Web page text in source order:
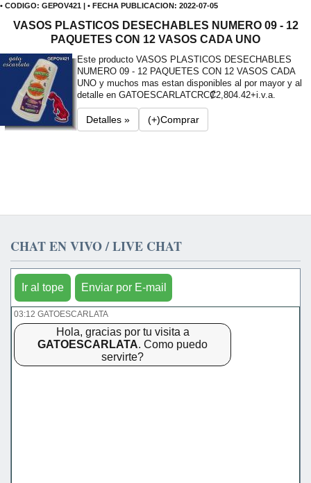
• CODIGO: GEPOV421 | • FECHA PUBLICACION: 2022-07-05
VASOS PLASTICOS DESECHABLES NUMERO 09 - 12
PAQUETES CON 12 VASOS CADA UNO
Este producto VASOS PLASTICOS DESECHABLES
NUMERO 09 - 12 PAQUETES CON 12 VASOS CADA
UNO y muchos mas estan disponibles al por mayor y al
detalle en GATOESCARLATCRC₡2,804.42+i.v.a.
Detalles » (+)Comprar
CHAT EN VIVO / LIVE CHAT
Ir al tope Enviar por E-mail
03:12 GATOESCARLATA
Hola, gracias por tu visita a
GATOESCARLATA. Como puedo
servirte?